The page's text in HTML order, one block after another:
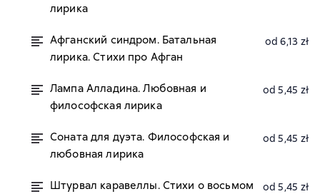
лирика
Афганский синдром. Батальная
лирика. Стихи про Афган
od 6,13 zł
Лампа Алладина. Любовная и
философская лирика
od 5,45 zł
Соната для дуэта. Философская и
любовная лирика
od 5,45 zł
Штурвал каравеллы. Стихи о восьмом
od 5,45 zł